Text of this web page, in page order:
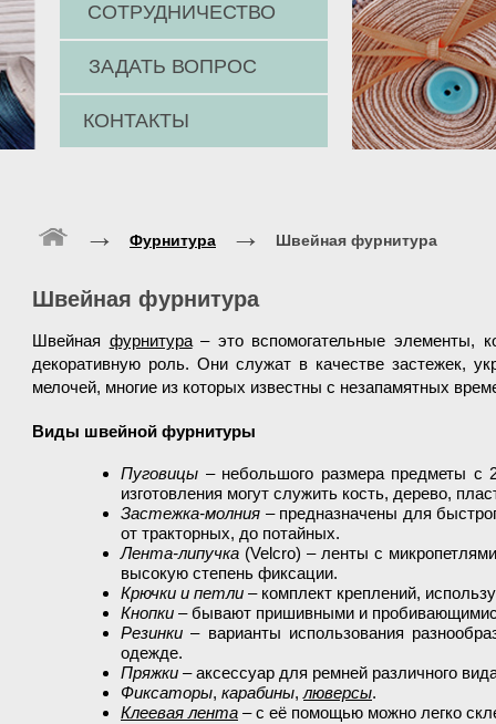
СОТРУДНИЧЕСТВО
ЗАДАТЬ ВОПРОС
КОНТАКТЫ
→ Фурнитура → Швейная фурнитура
Швейная фурнитура
Швейная фурнитура– это вспомогательные элементы,
декоративную роль. Они служат в качестве застежек,
мелочей, многие из которых известны с незапамятных
Виды швейной фурнитуры
Пуговицы – небольшого размера предметы с
изготовления могут служить кость, дерево,
Застежка-молния – предназначены для
от тракторных, до потайных.
Лента-липучка (Velcro) – ленты с
высокую степень фиксации.
Крючки и петли – комплект креплений,
Кнопки – бывают пришивными и
Резинки – варианты использования
одежде.
Пряжки – аксессуар для ремней различного
Фиксаторы, карабины, люверсы.
Клеевая лента – с её помощью можно легко